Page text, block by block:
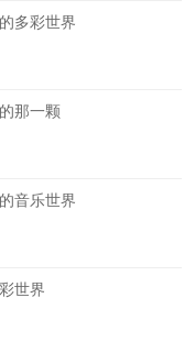
多彩世界
那一颗
音乐世界
世界